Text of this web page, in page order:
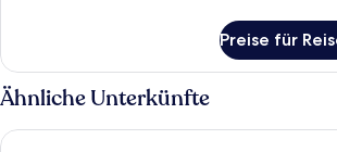
BEDROOMS
EXTERIOR
Preise für
Ähnliche Unterkünfte
Apartamentos Tito San Agustín